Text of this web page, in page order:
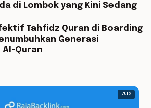
di Lombok yang Kini Sedang
Tahfidz Quran di Boarding
Generasi
Al-Quran
AD